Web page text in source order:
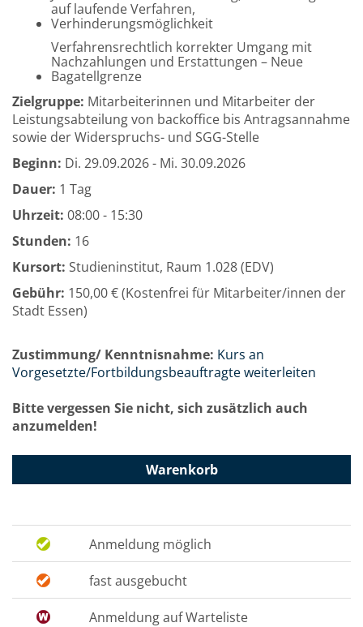
auf laufende Verfahren,
Verhinderungsmöglichkeit
Verfahrensrechtlich korrekter Umgang mit
Nachzahlungen und Erstattungen – Neue
Bagatellgrenze
Zielgruppe: Mitarbeiterinnen und Mitarbeiter der
Leistungsabteilung von backoffice bis Antragsannahme
sowie der Widerspruchs- und SGG-Stelle
Beginn: Di. 29.09.2026 - Mi. 30.09.2026
Dauer: 1 Tag
Uhrzeit: 08:00 - 15:30
Stunden: 16
Kursort: Studieninstitut, Raum 1.028 (EDV)
Gebühr: 150,00 € (Kostenfrei für Mitarbeiter/innen der
Stadt Essen)
Zustimmung/ Kenntnisnahme: Kurs an
Vorgesetzte/Fortbildungsbeauftragte weiterleiten
Bitte vergessen Sie nicht, sich zusätzlich auch
anzumelden!
Warenkorb
Anmeldung möglich
fast ausgebucht
Anmeldung auf Warteliste